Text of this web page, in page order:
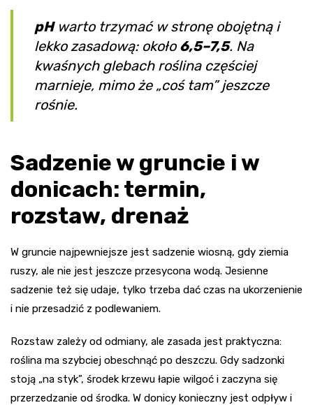
pHwarto trzymać w stronę obojętną i
lekko zasadową: około 6,5–7,5. Na
kwaśnych glebach roślina częściej
marnieje, mimo że „coś tam” jeszcze
rośnie.
Sadzenie w gruncie i w
donicach: termin,
rozstaw, drenaż
W gruncie najpewniejsze jest sadzenie wiosną, gdy ziemia
ruszy, ale nie jest jeszcze przesycona wodą. Jesienne
sadzenie też się udaje, tylko trzeba dać czas na ukorzenienie
i nie przesadzić z podlewaniem.
Rozstaw zależy od odmiany, ale zasada jest praktyczna:
roślina ma szybciej obeschnąć po deszczu. Gdy sadzonki
stoją „na styk”, środek krzewu łapie wilgoć i zaczyna się
przerzedzanie od środka. W donicy konieczny jest odpływ i